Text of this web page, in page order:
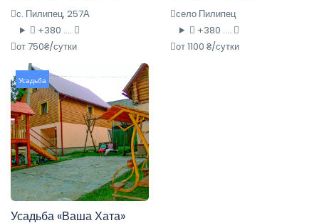
с. Пилипец, 257А
+380 ....
от 750₴/сутки
село Пилипец
+380 ....
от 1100 ₴/сутки
Усадьба
Усадьба «Ваша Хата»